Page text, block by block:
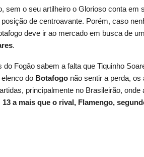
sem o seu artilheiro o Glorioso conta em
posição de centroavante. Porém, caso
deve ir ao mercado em busca de
.
do Fogão sabem a falta que Tiquinho
do Botafogo não sentir a perda,
principalmente no Brasileirão,
13 a mais que o rival, Flamengo,